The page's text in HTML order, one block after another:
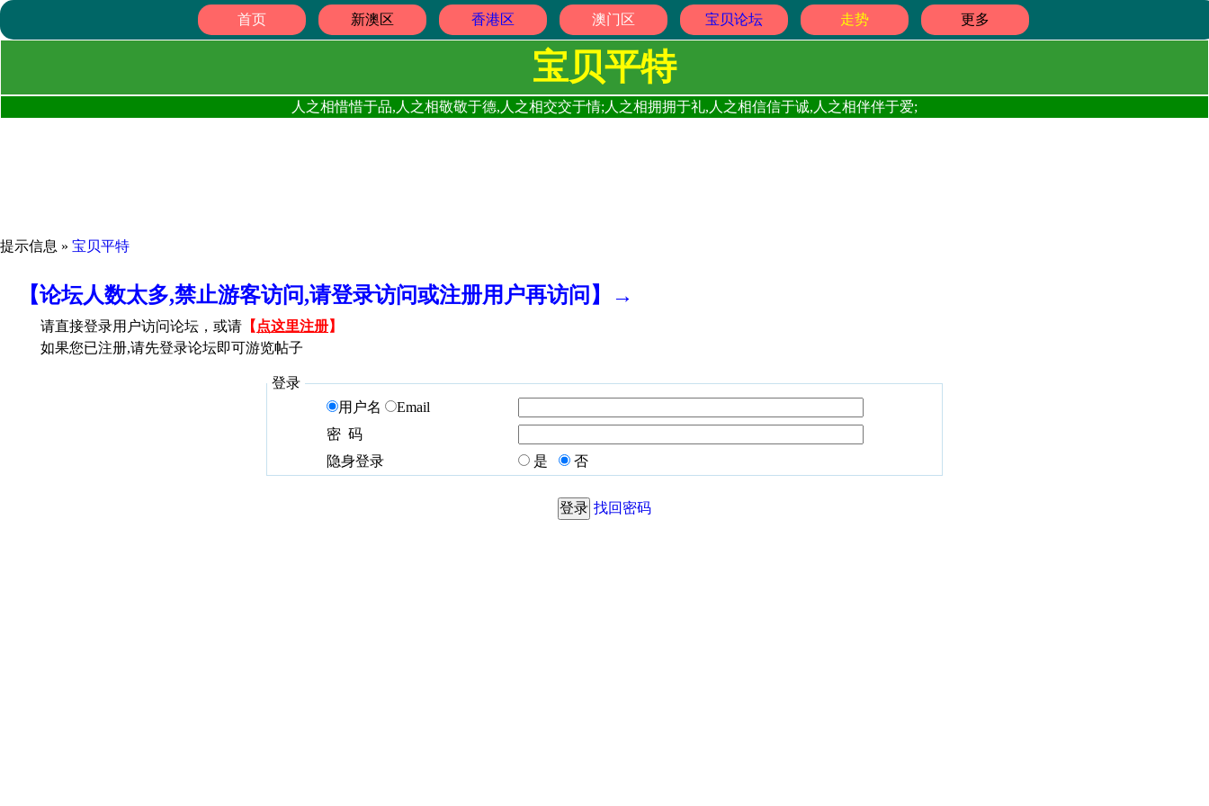
首页 新澳区 香港区 澳门区 宝贝论坛 走势 更多
宝贝平特
人之相惜惜于品,人之相敬敬于德,人之相交交于情;人之相拥拥于礼,人之相信信于诚,人之相伴伴于爱;
提示信息 » 宝贝平特
【论坛人数太多,禁止游客访问,请登录访问或注册用户再访问】→
请直接登录用户访问论坛，或请 【 点这里注册】
如果您已注册,请先登录论坛即可游览帖子
登录
用户名
Email
密 码
隐身登录
是 否
找回密码